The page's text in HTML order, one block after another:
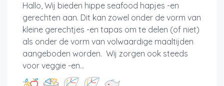
Hallo, Wij bieden hippe seafood hapjes -en
gerechten aan. Dit kan zowel onder de vorm van
kleine gerechtjes -en tapas om te delen (of niet)
als onder de vorm van volwaardige maaltijden
aangeboden worden. Wij zorgen ook steeds
voor veggie -en...